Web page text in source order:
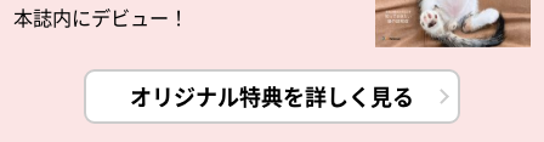
本誌内にデビュー！
オリジナル特典を詳しく見る